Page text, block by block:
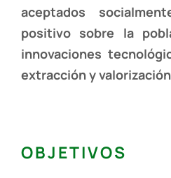
aceptados
positivo sobre la
innovaciones
extracción y
OBJETIVOS